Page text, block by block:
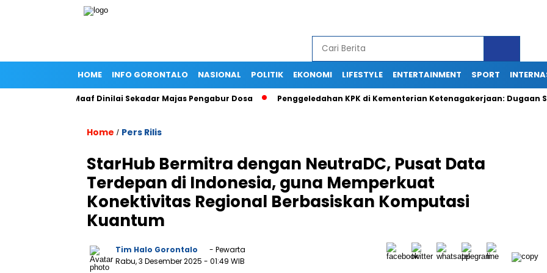
HOME INFO GORONTALO NASIONAL POLITIK EKONOMI LIFESTYLE ENTERTAINMENT SPORT
Minta Maaf Dinilai Sekadar Majas Pengabur Dosa Penggeledahan KPK di Kementerian Ketenagakerjaan: Dugaan Suap
Home / Pers Rilis
StarHub Bermitra dengan NeutraDC, Pusat Data
Terdepan di Indonesia, guna Memperkuat
Konektivitas Regional Berbasiskan Komputasi
Kuantum
Tim Halo Gorontalo
- Pewarta
Rabu, 3 Desember 2025 - 01:49 WIB